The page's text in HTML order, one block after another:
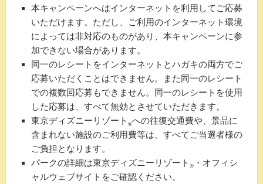
本キャンペーンへはインターネットを利用してご応募
いただけます。ただし、ご利用のインターネット環境
によっては非対応のものがあり、本キャンペーンに参
加できない場合があります。
同一のレシートをインターネットとハガキの両方でご
応募いただくことはできません。また同一のレシート
での複数回応募もできません。同一のレシートを使用
した応募は、すべて無効とさせていただきます。
東京ディズニーリゾート ®への往復交通費や、景品に
含まれない施設のご利用費等は、すべてご当選者様の
ご負担となります。
パークの詳細は東京ディズニーリゾート ® ・オフィシ
ャルウェブサイトをご確認ください。